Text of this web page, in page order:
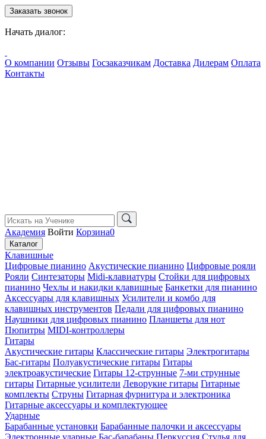
Заказать звонок
Начать диалог:
О компании Отзывы Госзаказчикам Доставка Дилерам Оплата
Контакты
Академия Войти Корзина0
Каталог
Клавишные
Цифровые пианино Акустические пианино Цифровые рояли
Рояли Синтезаторы Midi-клавиатуры Стойки для цифровых
пианино Чехлы и накидки клавишные Банкетки для пианино
Аксессуары для клавишных Усилители и комбо для
клавишных инструментов Педали для цифровых пианино
Наушники для цифровых пианино Планшеты для нот
Пюпитры MIDI-контроллеры
Гитары
Акустические гитары Классические гитары Электрогитары
Бас-гитары Полуакустические гитары Гитары
электроакустические Гитары 12-струнные 7-ми струнные
гитары Гитарные усилители Леворукие гитары Гитарные
комплекты Струны Гитарная фурнитура и электроника
Гитарные аксессуары и комплектующее
Ударные
Барабанные установки Барабанные палочки и аксессуары
Электронные ударные Бас-барабаны Перкуссия Стулья для